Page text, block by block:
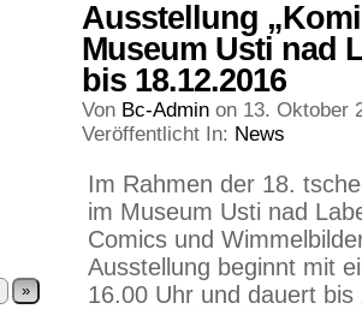
»
Ausstellung
Museum Usti nad
bis 18.12.2016
Von Bc-Admin on 13. Oktober
Veröffentlicht In: News
Im Rahmen der 18.
im Museum Usti nad
Comics und
Ausstellung beginnt mit
16.00 Uhr und dauert